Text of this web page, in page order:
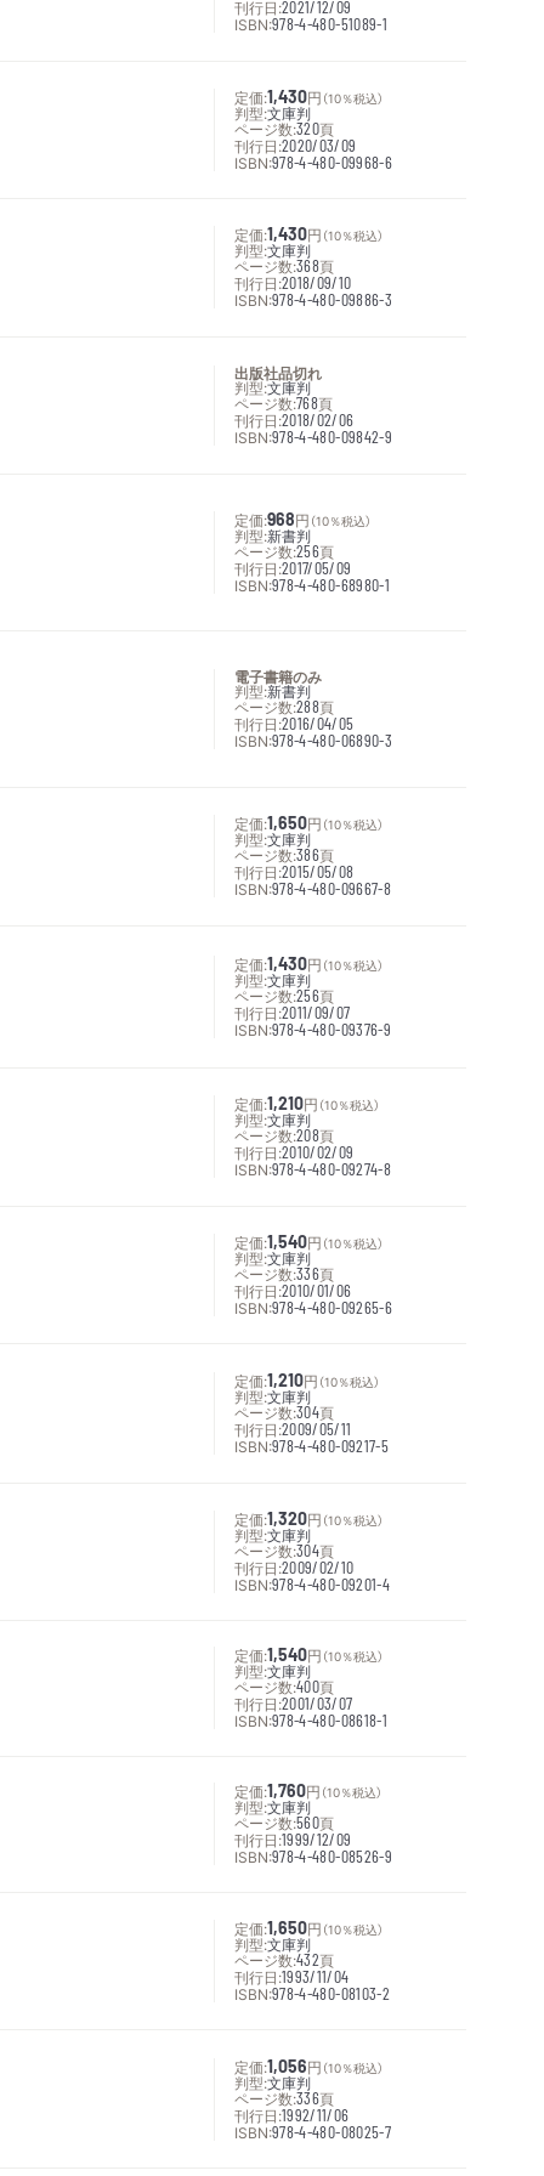
刊行日:2021/12/09
ISBN:978-4-480-51089-1
定価:1,430円 （10％税込）
判型:文庫判
ページ数:320頁
刊行日:2020/03/09
ISBN:978-4-480-09968-6
定価:1,430円 （10％税込）
判型:文庫判
ページ数:368頁
刊行日:2018/09/10
ISBN:978-4-480-09886-3
出版社品切れ
判型:文庫判
ページ数:768頁
刊行日:2018/02/06
ISBN:978-4-480-09842-9
定価:968円 （10％税込）
判型:新書判
ページ数:256頁
刊行日:2017/05/09
ISBN:978-4-480-68980-1
電子書籍のみ
判型:新書判
ページ数:288頁
刊行日:2016/04/05
ISBN:978-4-480-06890-3
定価:1,650円 （10％税込）
判型:文庫判
ページ数:386頁
刊行日:2015/05/08
ISBN:978-4-480-09667-8
定価:1,430円 （10％税込）
判型:文庫判
ページ数:256頁
刊行日:2011/09/07
ISBN:978-4-480-09376-9
定価:1,210円 （10％税込）
判型:文庫判
ページ数:208頁
刊行日:2010/02/09
ISBN:978-4-480-09274-8
定価:1,540円 （10％税込）
判型:文庫判
ページ数:336頁
刊行日:2010/01/06
ISBN:978-4-480-09265-6
定価:1,210円 （10％税込）
判型:文庫判
ページ数:304頁
刊行日:2009/05/11
ISBN:978-4-480-09217-5
定価:1,320円 （10％税込）
判型:文庫判
ページ数:304頁
刊行日:2009/02/10
ISBN:978-4-480-09201-4
定価:1,540円 （10％税込）
判型:文庫判
ページ数:400頁
刊行日:2001/03/07
ISBN:978-4-480-08618-1
定価:1,760円 （10％税込）
判型:文庫判
ページ数:560頁
刊行日:1999/12/09
ISBN:978-4-480-08526-9
定価:1,650円 （10％税込）
判型:文庫判
ページ数:432頁
刊行日:1993/11/04
ISBN:978-4-480-08103-2
定価:1,056円 （10％税込）
判型:文庫判
ページ数:336頁
刊行日:1992/11/06
ISBN:978-4-480-08025-7